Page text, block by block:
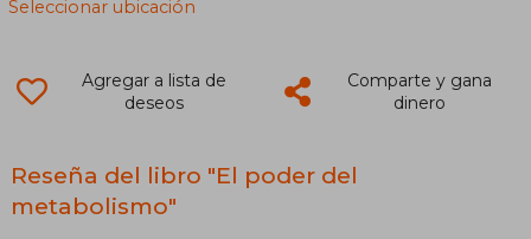
Seleccionar ubicación
Agregar a lista de
deseos
Comparte y gana
dinero
Reseña del libro "El poder del
metabolismo"